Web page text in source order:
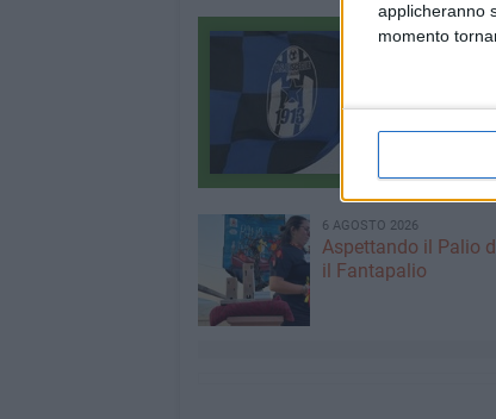
applicheranno
momento
Bisceglie
2589 CONTENUTI
6 AGOSTO 2026
Aspettando il Palio
il Fantapalio